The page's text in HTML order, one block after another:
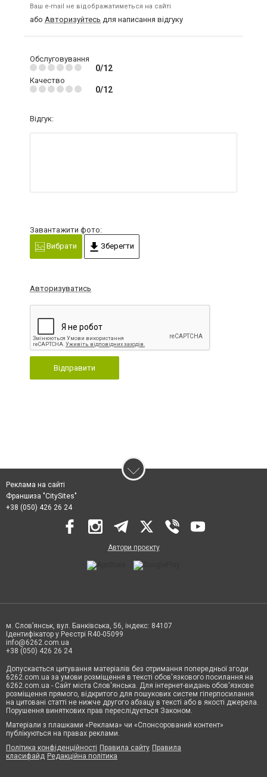
Ваш e-mail не відображатиметься на сайті
або Авторизуйтесь для написання відгуку
Обслуговування
0/12
Качество
0/12
Відгук:
Завантажити фото:
Вибрати
Зберегти
Авторизуватись
Відправити
Реклама на сайті
Франшиза "CitySites"
+38 (050) 426 26 24
Автори проєкту
м. Слов’янськ, вул. Банківська, 56, індекс: 84107
Ідентифікатор у Реєстрі R40-05099
info@6262.com.ua
+38 (050) 426 26 24
Допускається цитування матеріалів без отримання попередньої згоди
6262.com.ua за умови розміщення в тексті обов'язкового посилання на
6262.com.ua - Сайт міста Слов'янська. Для інтернет-видань обов'язкове
розміщення прямого, відкритого для пошукових систем гіперпосилання
на цитовані статті не нижче другого абзацу в тексті або в якості джерела.
Порушення виняткових прав переслідується Законом.
Матеріали з плашками «Реклама» чи «Спонсорований контент»
публікуються на правах реклами.
Політика конфіденційності Правила сайту Правила
класифайд Редакційна політика